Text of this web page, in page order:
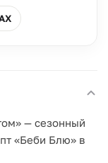
— сезонный
«Беби Блю» в